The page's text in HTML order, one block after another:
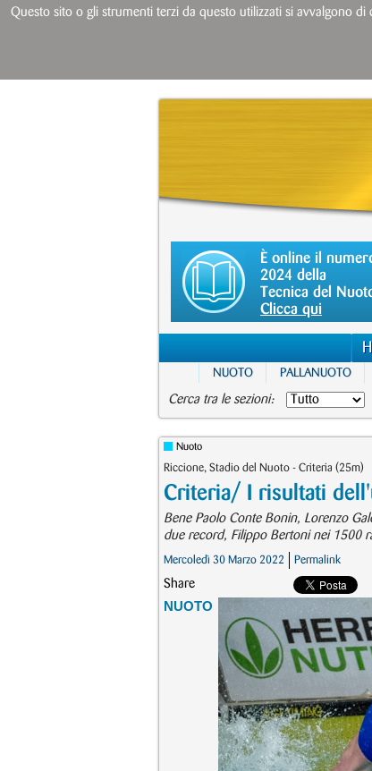
È online il
2024 della
Tecnica del
Clicca qui
NUOTO PALLANUOTO
Cerca tra le sezioni:
Nuoto
Riccione, Stadio del Nuoto - Criteria (25m)
Criteria/ I risultati
Bene Paolo Conte Bonin, Lorenzo
due record, Filippo Bertoni nei 1500
Mercoledì 30 Marzo 2022 Permalink
Share
NUOTO
Questo sito o gli strumenti terzi da questo utilizzati si avvalgono